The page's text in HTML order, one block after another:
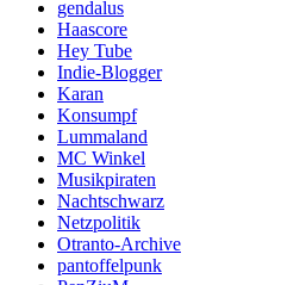
gendalus
Haascore
Hey Tube
Indie-Blogger
Karan
Konsumpf
Lummaland
MC Winkel
Musikpiraten
Nachtschwarz
Netzpolitik
Otranto-Archive
pantoffelpunk